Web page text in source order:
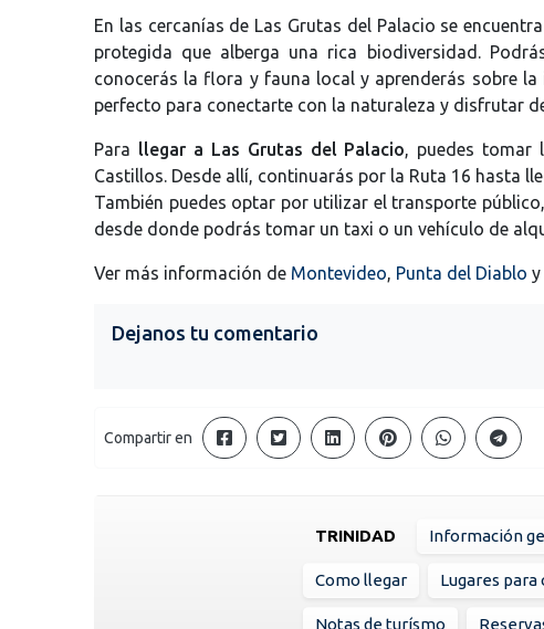
En las cercanías de Las Grutas del Palacio se
protegida que alberga una rica biodiversidad.
conocerás la flora y fauna local y aprenderás sobre
perfecto para conectarte con la naturaleza y disfrutar
Para llegar a Las Grutas del Palacio, puedes tomar
Castillos. Desde allí, continuarás por la Ruta 16 hasta
También puedes optar por utilizar el transporte
desde donde podrás tomar un taxi o un vehículo de
Ver más información de Montevideo, Punta del Diablo y
Dejanos tu comentario
Compartir en
TRINIDAD Información
Como llegar Lugares para
Notas de turísmo